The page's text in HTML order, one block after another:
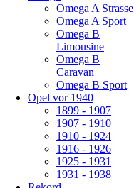
Omega A Strasse
Omega A Sport
Omega B
Limousine
Omega B
Caravan
Omega B Sport
Opel vor 1940
1899 - 1907
1907 - 1910
1910 - 1924
1916 - 1926
1925 - 1931
1931 - 1938